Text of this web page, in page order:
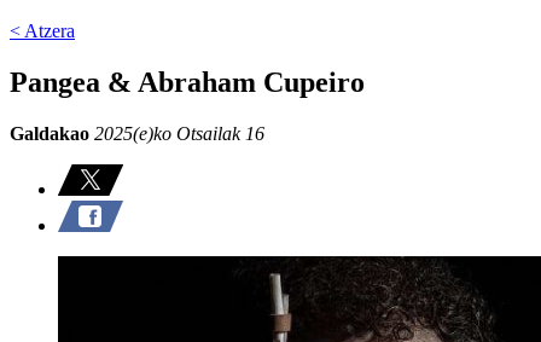
< Atzera
Pangea & Abraham Cupeiro
Galdakao 2025(e)ko Otsailak 16